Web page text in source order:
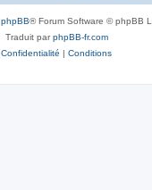
phpBB® Forum Software © phpBB
Traduit parphpBB-fr.com
Confidentialité | Conditions